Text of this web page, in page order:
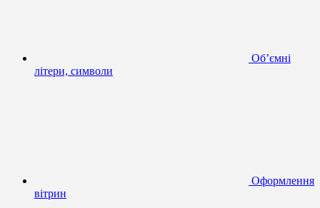
Об’ємні
літери, символи
Оформлення
вітрин